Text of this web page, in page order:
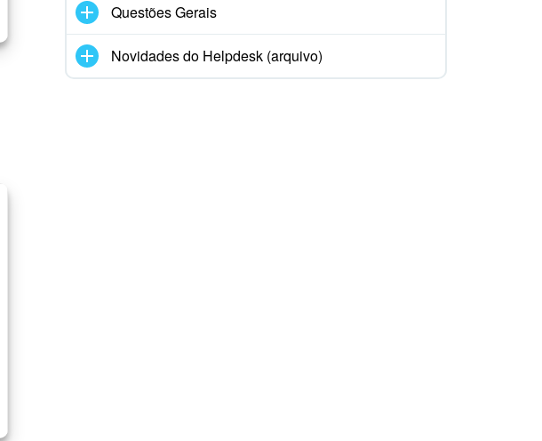
Questões Gerais
Novidades do Helpdesk (arquivo)